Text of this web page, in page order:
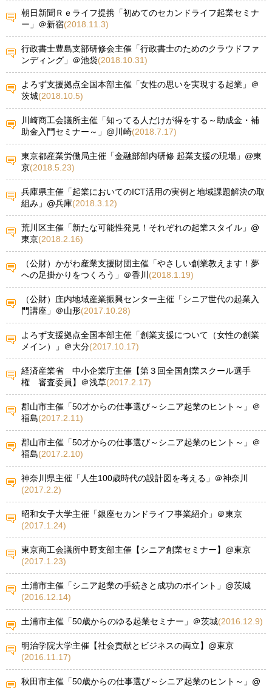
朝日新聞Ｒｅライフ提携「初めてのセカンドライフ起業セミナ
ー」＠新宿(2018.11.3)
行政書士豊島支部研修会主催「行政書士のためのクラウドファ
ンディング」＠池袋(2018.10.31)
よろず支援拠点全国本部主催「女性の思いを実現する起業」＠
茨城(2018.10.5)
川崎商工会議所主催「知ってる人だけが得をする～助成金・補
助金入門セミナー～」@川崎(2018.7.17)
東京都産業労働局主催「金融部部内研修 起業支援の現場」@東
京(2018.5.23)
兵庫県主催「起業においてのICT活用の実例と地域課題解決の取
組み」@兵庫(2018.3.12)
荒川区主催「新たな可能性発見！それぞれの起業スタイル」@
東京(2018.2.16)
（公財）かがわ産業支援財団主催「やさしい創業教えます！夢
への足掛かりをつくろう」＠香川 (2018.1.19)
（公財）庄内地域産業振興センター主催「シニア世代の起業入
門講座」＠山形(2017.10.28)
よろず支援拠点全国本部主催「創業支援について（女性の創業
メイン）」＠大分(2017.10.17)
経済産業省 中小企業庁主催【第３回全国創業スクール選手
権 審査委員】＠浅草(2017.2.17)
郡山市主催「50才からの仕事選び～シニア起業のヒント～」＠
福島(2017.2.11)
郡山市主催「50才からの仕事選び～シニア起業のヒント～」＠
福島(2017.2.10)
神奈川県主催「人生100歳時代の設計図を考える」＠神奈川
(2017.2.2)
昭和女子大学主催「銀座セカンドライフ事業紹介」＠東京
(2017.1.24)
東京商工会議所中野支部主催【シニア創業セミナー】@東京
(2017.1.23)
土浦市主催「シニア起業の手続きと成功のポイント」@茨城
(2016.12.14)
土浦市主催「50歳からのゆる起業セミナー」＠茨城(2016.12.9)
明治学院大学主催【社会貢献とビジネスの両立】@東京
(2016.11.17)
秋田市主催「50歳からの仕事選び～シニア起業のヒント～」@